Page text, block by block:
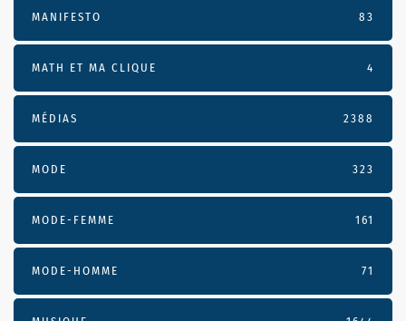
MANIFESTO 83
MATH ET MA CLIQUE 4
MÉDIAS 2388
MODE 323
MODE-FEMME 161
MODE-HOMME 71